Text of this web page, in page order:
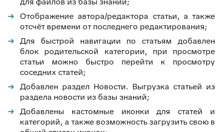
Отображение автора/редактора статьи, а также
отсчёт времени от последнего редактирования;
Для быстрой навигации по статьям добавлен
блок родительской категории, при просмотре
статьи можно быстро перейти к просмотру
соседних статей;
Добавлен раздел Новости. Выгрузка статьей из
раздела новости из базы знаний;
Добавлены кастомные иконки для статей и
категорий, а также возможность загрузить свою в